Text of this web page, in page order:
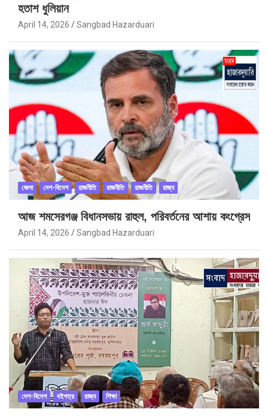
হতাশ ধুলিয়ান
April 14, 2026 Sangbad Hazarduari
জেলা দেশ-বিদেশ রাজনীতি রাজনীতি রাজনীতি রাজ্য
আজ শমসেরগঞ্জ বিধানসভায় রাহুল, পরিবর্তনের আশায় কংগ্রেস
April 14, 2026 Sangbad Hazarduari
দেশ-বিদেশ বইপত্র রাজ্য শিক্ষা